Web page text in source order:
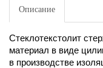
Описание
Стеклотекстолит
материал в виде
в производстве